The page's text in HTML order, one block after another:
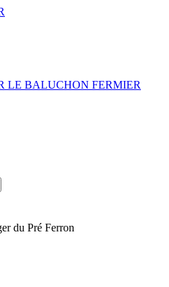
LE BALUCHON FERMIER
du Pré Ferron